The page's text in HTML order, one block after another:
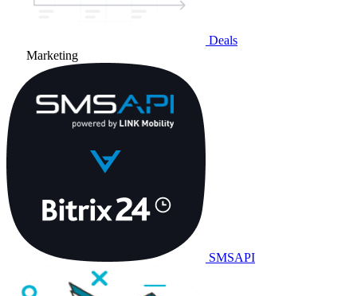
Deals
Marketing
SMSAPI